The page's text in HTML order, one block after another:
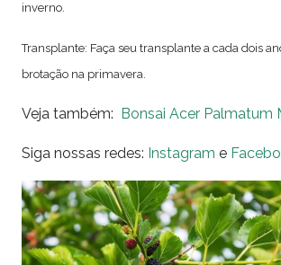
inverno.
Transplante: Faça seu transplante a cada dois
brotação na primavera.
Veja também: Bonsai Acer Palmatum
Siga nossas redes: Instagram e